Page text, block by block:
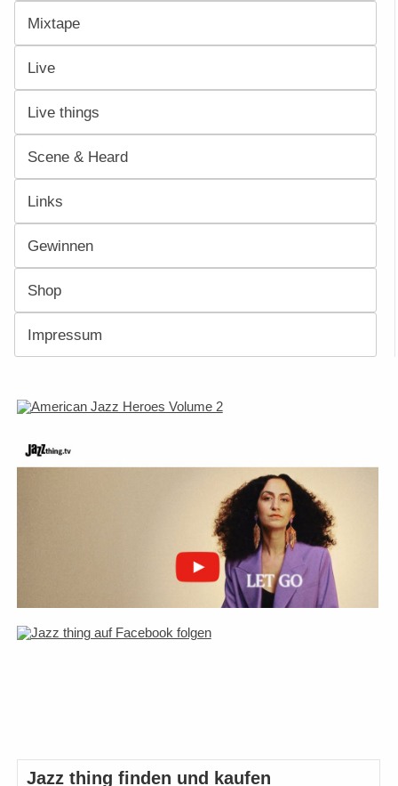
Mixtape
Live
Live things
Scene & Heard
Links
Gewinnen
Shop
Impressum
Jazz thing finden und kaufen